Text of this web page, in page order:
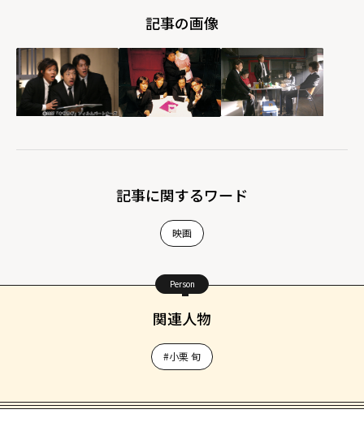
記事の画像
記事に関するワード
映画
Person
関連人物
#小栗 旬